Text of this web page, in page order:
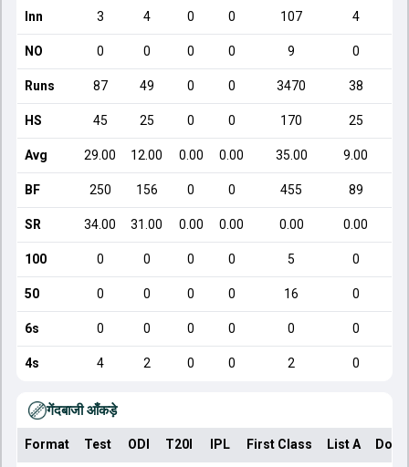
Inn 3 4 0 0 107 4
NO 0 0 0 0 9 0
Runs 87 49 0 0 3470 38
HS 45 25 0 0 170 25
Avg 29.00 12.00 0.00 0.00 35.00 9.00
BF 250 156 0 0 455 89
SR 34.00 31.00 0.00 0.00 0.00 0.00
100 0 0 0 0 5 0
50 0 0 0 0 16 0
6s 0 0 0 0 0 0
4s 4 2 0 0 2 0
गेंदबाजी आँकड़े
Format Test ODI T20I IPL First Class List A